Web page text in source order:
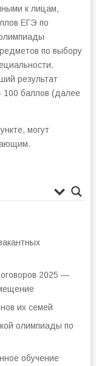
к лицам,
ЕГЭ по
по выбору
результат
100 баллов (далее
могут
2025 —
их семей
олимпиады по
обучение